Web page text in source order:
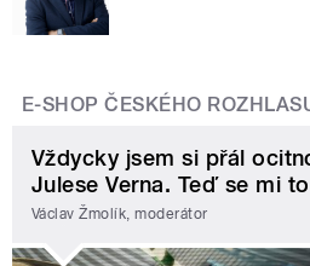
E-SHOP ČESKÉHO
Vždycky jsem si přál
Julese Verna. Teď se mi
Václav Žmolík, moderátor